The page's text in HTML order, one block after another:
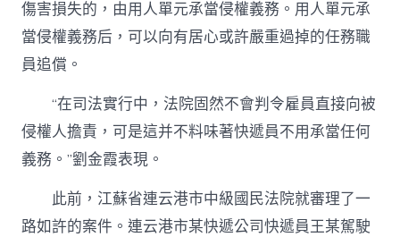
傷害損失的，由用人單元承當侵權義務。用人單元承
當侵權義務后，可以向有居心或許嚴重過掉的任務職
員追償。
“在司法實行中，法院固然不會判令雇員直接向被
侵權人擔責，可是這并不料味著快遞員不用承當任何
義務。”劉金霞表現。
此前，江蘇省連云港市中級國民法院就審理了一
路如許的案件。連云港市某快遞公司快遞員王某駕駛